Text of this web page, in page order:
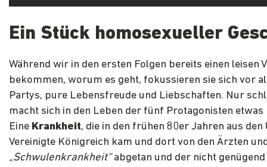
Ein Stück homosexueller
Während wir in den ersten Folgen bereits einen leisen
bekommen, worum es geht, fokussieren sie sich vor
Partys, pure Lebensfreude und Liebschaften. Nur
macht sich in den Leben der fünf Protagonisten
Eine Krankheit, die in den frühen 80er Jahren aus den
Vereinigte Königreich kam und dort von den Ärzten
„Schwulenkrankheit“abgetan und der nicht genügend